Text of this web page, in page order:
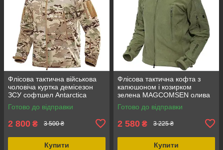
Флісова тактична військова
чоловіча куртка демісезон
ЗСУ софтшел Antarctica
SoftShell, мультикам
камуфляж XL, водостійка
Готово до відправки
2 800 ₴ 3 500 ₴
Купити
Флісова тактична кофта з
капюшоном і козирком
зелена MAGCOMSEN олива
M, для військовослужбовців,
універсальна
Готово до відправки
2 580 ₴ 3 225 ₴
Купити